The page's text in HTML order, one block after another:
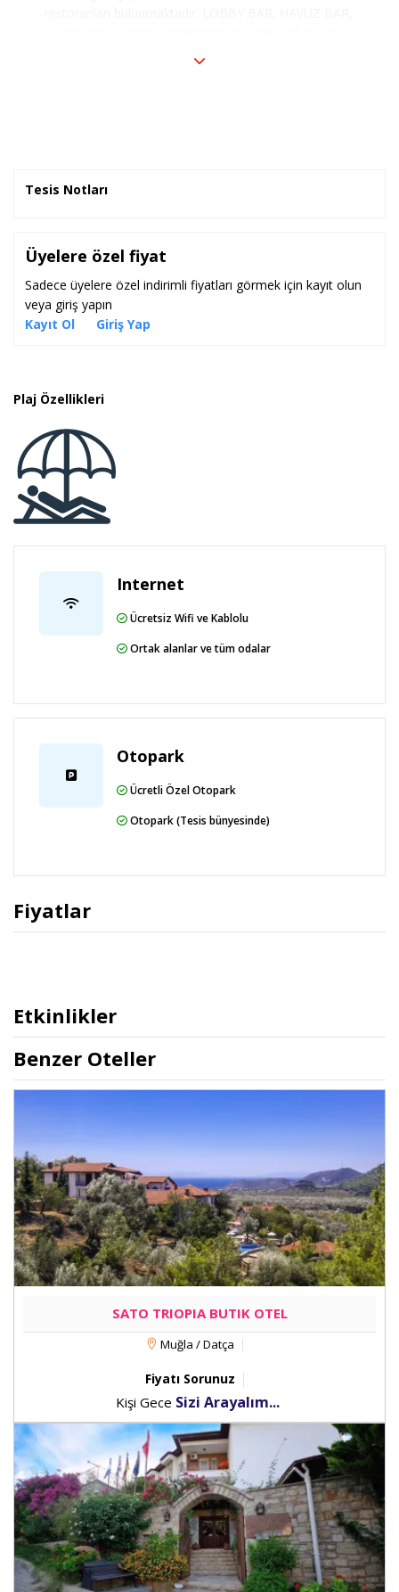
Tesis Notları
Üyelere özel fiyat
Sadece üyelere özel indirimli fiyatları görmek için kayıt olun
veya giriş yapın
Kayıt Ol
Giriş Yap
Plaj Özellikleri
Internet
Ücretsiz Wifi ve Kablolu
Ortak alanlar ve tüm odalar
Otopark
Ücretli Özel Otopark
Otopark (Tesis bünyesinde)
Fiyatlar
Etkinlikler
Benzer Oteller
SATO TRIOPIA BUTIK OTEL
Muğla / Datça
Fiyatı Sorunuz
Kişi Gece Sizi Arayalım...